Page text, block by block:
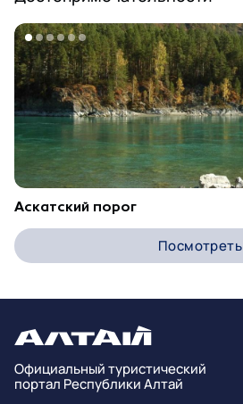
Аскатский порог
Посмотреть
Официальный туристический
портал Республики Алтай